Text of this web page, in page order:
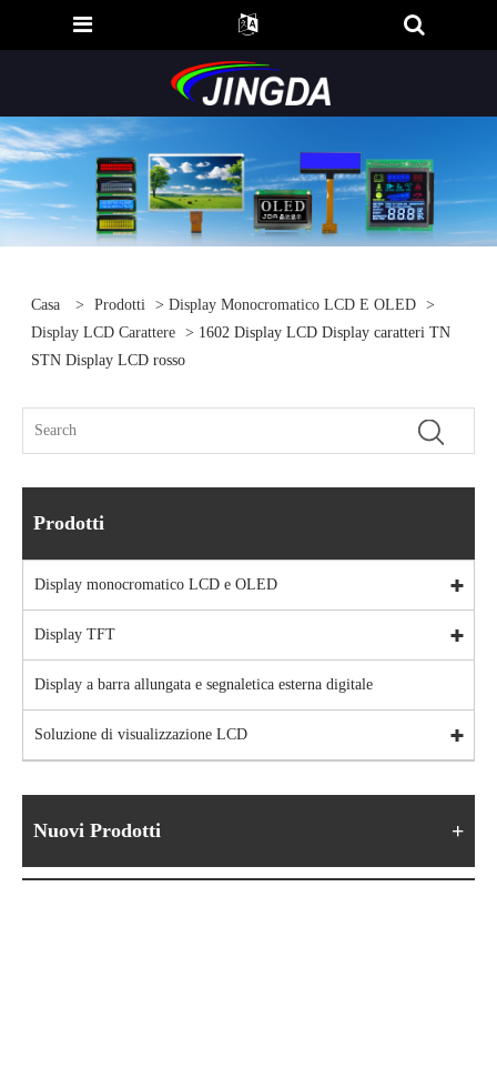
Casa > Prodotti >Display Monocromatico LCD E OLED >
Display LCD Carattere > 1602 Display LCD Display caratteri TN
STN Display LCD rosso
Prodotti
Display monocromatico LCD e OLED
Display TFT
Display a barra allungata e segnaletica esterna digitale
Soluzione di visualizzazione LCD
Nuovi Prodotti